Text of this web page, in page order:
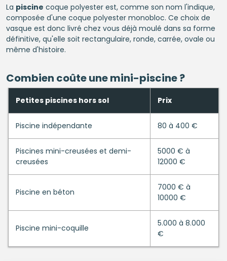
La piscine coque polyester est, comme son nom l'indique,
composée d'une coque polyester monobloc. Ce choix de
vasque est donc livré chez vous déjà moulé dans sa forme
définitive, qu'elle soit rectangulaire, ronde, carrée, ovale ou
même d'histoire.
Combien coûte une mini-piscine?
Petites piscines hors sol Prix
Piscine indépendante 80 à 400 €
Piscines mini-creusées et demi-
creusées
5000 € à
12000 €
Piscine en béton
7000 € à
10000 €
Piscine mini-coquille
5.000 à 8.000
€